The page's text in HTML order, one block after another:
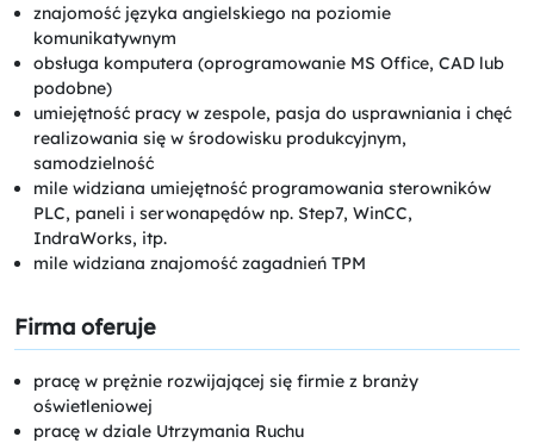
znajomość języka angielskiego na poziomie
komunikatywnym
obsługa komputera (oprogramowanie MS Office, CAD lub
podobne)
umiejętność pracy w zespole, pasja do usprawniania i chęć
realizowania się w środowisku produkcyjnym,
samodzielność
mile widziana umiejętność programowania sterowników
PLC, paneli i serwonapędów np. Step7, WinCC,
IndraWorks, itp.
mile widziana znajomość zagadnień TPM
Firma oferuje
pracę w prężnie rozwijającej się firmie z branży
oświetleniowej
pracę w dziale Utrzymania Ruchu